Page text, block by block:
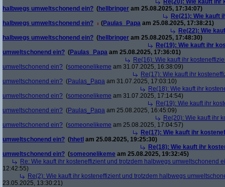
Re(20): Wie kauft
halbwegs umweltschonend ein? (hellbringer am 25.08.2025, 17:34:07)
Re(21): Wie kauft
halbwegs umweltschonend ein?
(Paulas_Papa am 25.08.2025, 17:38:21)
Re(22): Wie
halbwegs umweltschonend ein? (hellbringer am 25.08.2025, 17:48:30)
Re(19): Wie kauft ihr
umweltschonend ein? (Paulas_Papa am 25.08.2025, 17:36:01)
Re(16): Wie kauft ihr
umweltschonend ein? (someonelikeme am 31.07.2025, 16:38:09)
Re(17): Wie kauft ihr
umweltschonend ein? (Paulas_Papa am 31.07.2025, 17:03:10)
Re(18): Wie kauft ihr
umweltschonend ein? (someonelikeme am 31.07.2025, 17:14:54)
Re(19): Wie kauft ihr
umweltschonend ein? (Paulas_Papa am 25.08.2025, 16:45:09)
Re(20): Wie kauft ihr
umweltschonend ein? (someonelikeme am 25.08.2025, 17:04:57)
Re(17): Wie kauft ihr
umweltschonend ein? (hhetl am 25.08.2025, 19:25:30)
Re(18): Wie kauft ihr
umweltschonend ein? (someonelikeme am 25.08.2025, 19:32:45)
Re: Wie kauft ihr kosteneffizient und trotzdem halbwegs umweltschonend
12:42:55)
Re(2): Wie kauft ihr kosteneffizient und trotzdem halbwegs
23.05.2025, 13:30:21)